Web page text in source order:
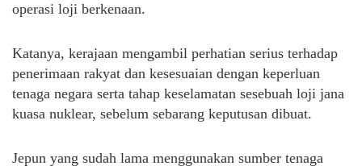
operasi loji berkenaan.
Katanya, kerajaan mengambil perhatian serius terhadap
penerimaan rakyat dan kesesuaian dengan keperluan
tenaga negara serta tahap keselamatan sesebuah loji jana
kuasa nuklear, sebelum sebarang keputusan dibuat.
Jepun yang sudah lama menggunakan sumber tenaga